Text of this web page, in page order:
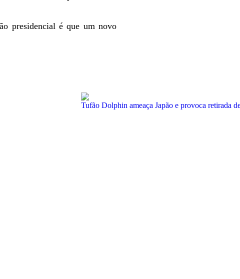
presidencial é que um novo
Tufão Dolphin ameaça Japão e provoca retirada